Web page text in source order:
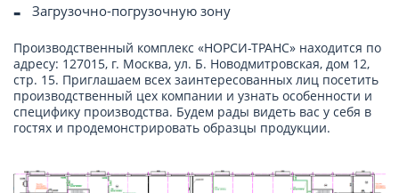
Загрузочно-погрузочную зону
Производственный комплекс «НОРСИ-ТРАНС» находится по
адресу: 127015, г. Москва, ул. Б. Новодмитровская, дом 12,
стр. 15. Приглашаем всех заинтересованных лиц посетить
производственный цех компании и узнать особенности и
специфику производства. Будем рады видеть вас у себя в
гостях и продемонстрировать образцы продукции.